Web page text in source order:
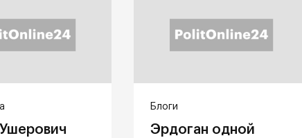
Блоги
Эрдоган одной